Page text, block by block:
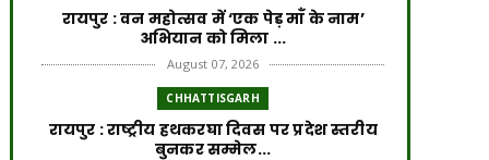
रायपुर : वन महोत्सव में ‘एक पेड़ माँ के नाम’
अभियान को मिला ...
August 07, 2026
CHHATTISGARH
रायपुर : राष्ट्रीय हथकरघा दिवस पर प्रदेश स्तरीय
बुनकर सम्मेल...